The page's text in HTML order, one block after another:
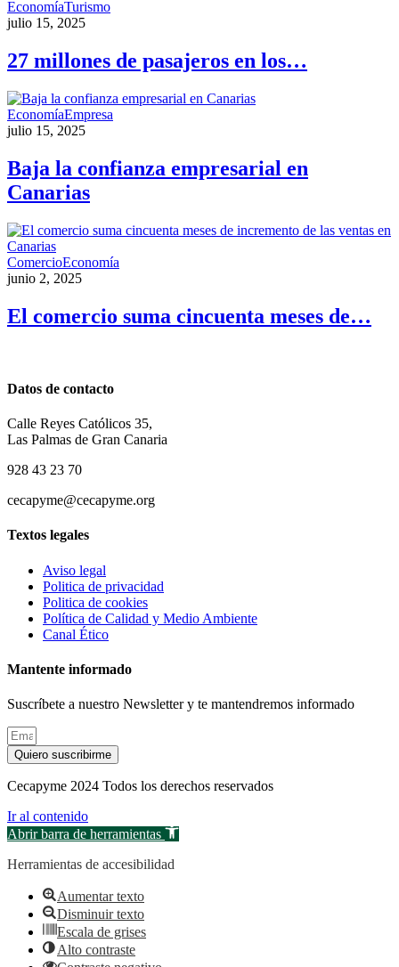
EconomíaTurismo
julio 15, 2025
27 millones de pasajeros en los…
EconomíaEmpresa
julio 15, 2025
Baja la confianza empresarial en
Canarias
ComercioEconomía
junio 2, 2025
El comercio suma cincuenta meses de…
Datos de contacto
Calle Reyes Católicos 35,
Las Palmas de Gran Canaria
928 43 23 70
cecapyme@cecapyme.org
Textos legales
Aviso legal
Politica de privacidad
Politica de cookies
Política de Calidad y Medio Ambiente
Canal Ético
Mantente informado
Suscríbete a nuestro Newsletter y te mantendremos informado
Quiero suscribirme
Cecapyme 2024 Todos los derechos reservados
Ir al contenido
Abrir barra de herramientas
Herramientas de accesibilidad
Aumentar texto
Disminuir texto
Escala de grises
Alto contraste